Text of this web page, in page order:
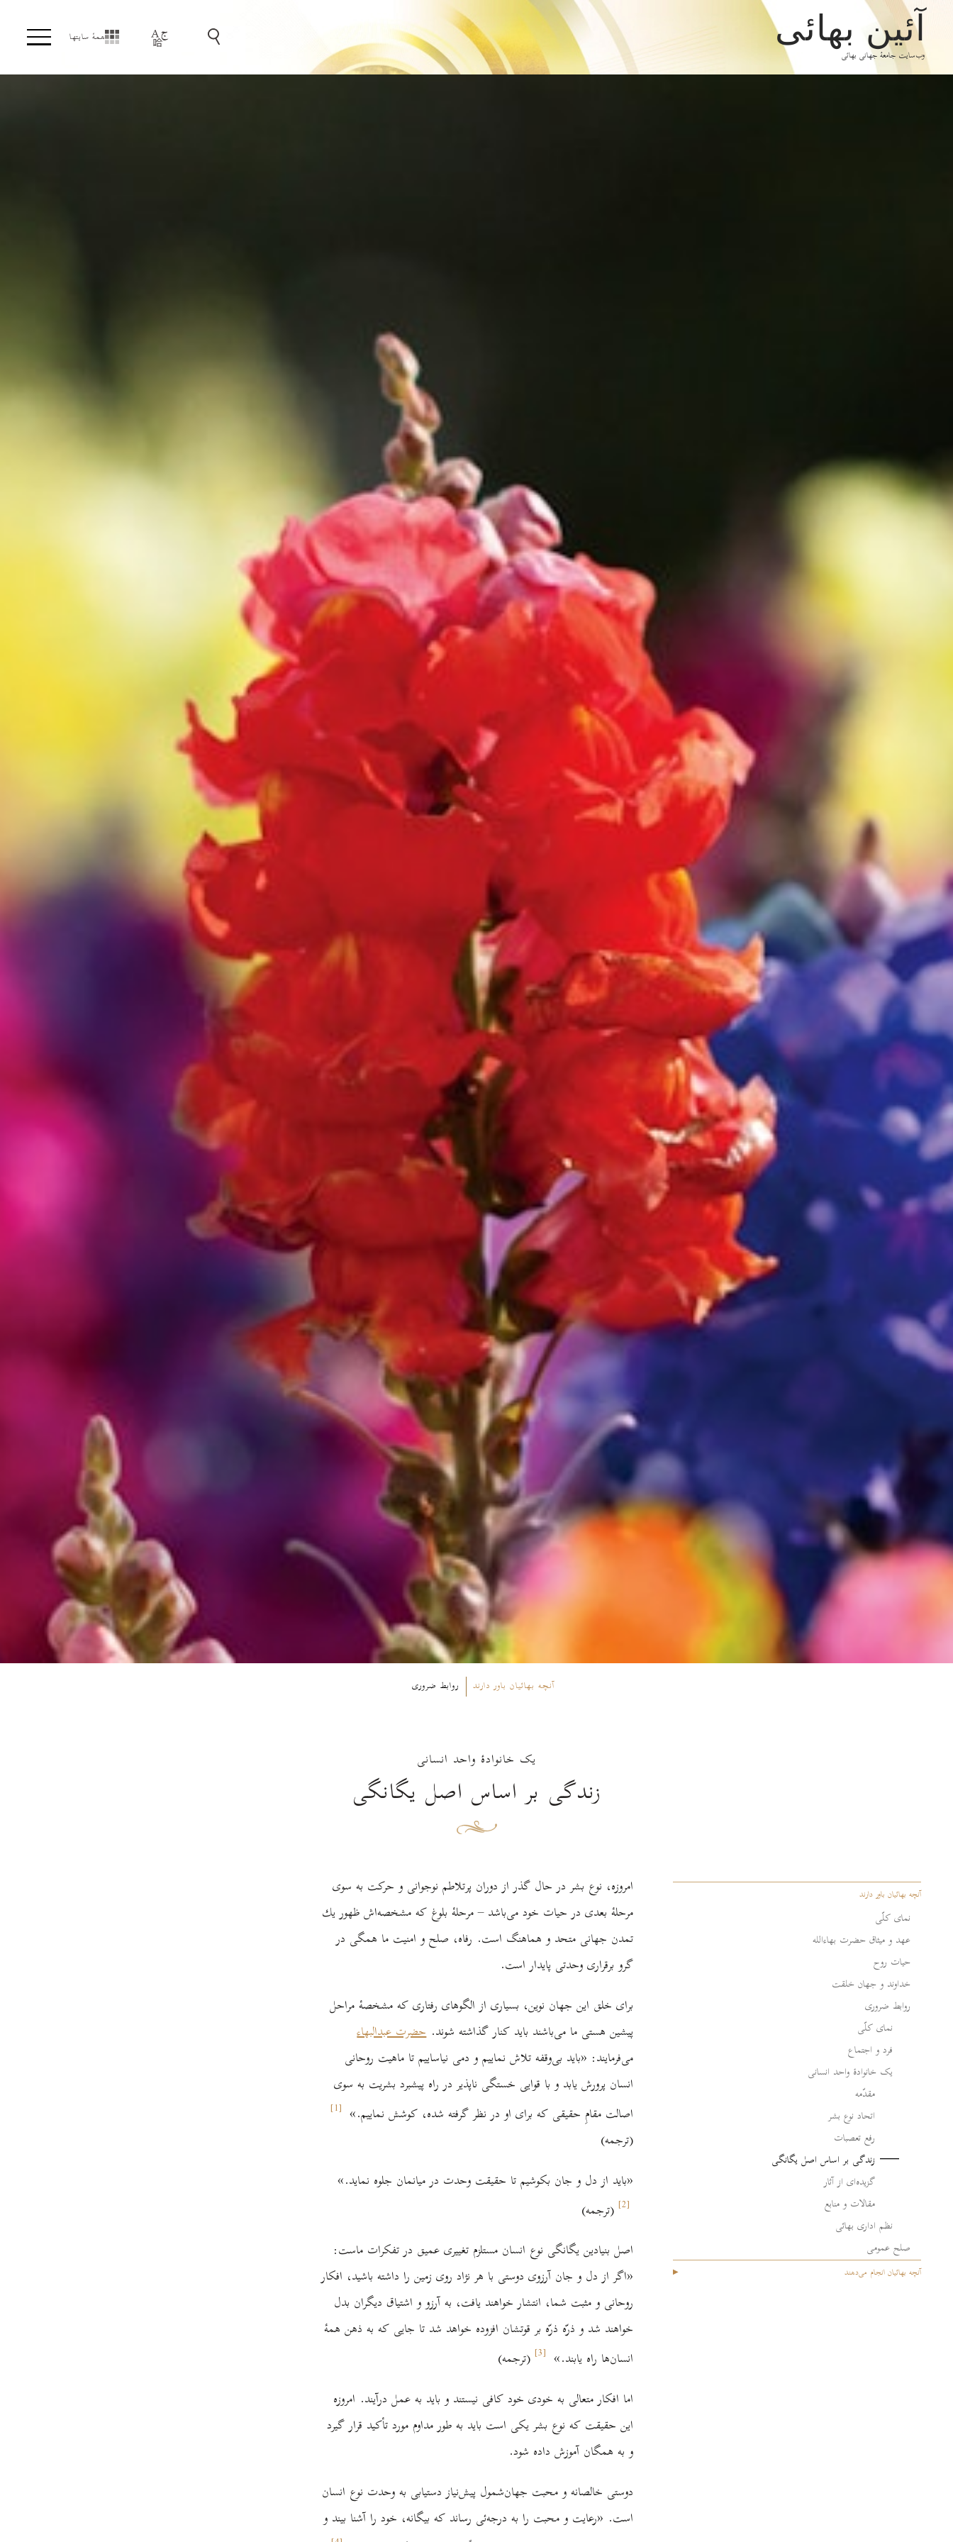
آئین بهائی
وب‌سایت جامعۀ جهانی بهائی
همهٔ سایتها
آنچه بهائیان باور دارند روابط ضروری
یک خانوادۀ واحد انسانی
زندگی بر اساس اصل یگانگی
آنچه بهائیان باور دارند
نمای کلّی
عهد و میثاق حضرت بهاءالله
حیات روح
خداوند و جهان خلقت
روابط ضروری
نمای کلّی
فرد و اجتماع
یک خانوادۀ واحد انسانی
مقدّمه
اتحاد نوع بشر
رفع تعصبات
زندگی بر اساس اصل یگانگی
گزیده‌ای از آثار
مقالات و منابع
نظم اداری بهائی
صلح عمومی
آنچه بهائیان انجام می‌دهند
امروزه، نوع بشر در حال گذر از دوران پر‌تلاطم نوجوانی و حرکت به سوی
مرحلۀ بعدی در حیات خود می‌باشد – مرحلۀ بلوغ كه مشخصه‌اش ظهور یك
تمدن جهانی متحد و هماهنگ است. رفاه، صلح و امنیت ما همگی در
گرو برقراری وحدتی پایدار است.
برای خلق این جهان نوین، ‌بسیاری از الگوهای رفتاری که مشخصۀ مراحل
پیشین هستی ما می‌باشند باید كنار گذاشته شوند.حضرت عبدالبهاء
می‌فرمایند: «باید بی‌وقفه تلاش نماییم و دمی نیاساییم تا ماهیت روحانی
انسان پرورش یابد و با قوایی خستگی ناپذیر در راه پیشبرد بشریت به سوی
اصالت مقامِ حقیقی که برای او در نظر گرفته شده، کوشش نماییم.»
[
1
]
(ترجمه)
«باید از دل و جان بکوشیم تا حقیقت وحدت در میانمان جلوه نماید.»
[
2
] (ترجمه)
اصل بنیادین یگانگی نوع انسان مستلزم تغییری عمیق در تفکرات ماست:
«اگر از دل و جان آرزوی دوستی با هر نژاد روی زمین را داشته باشید، افکار
روحانی و مثبت شما، انتشار خواهند یافت، به آرزو و اشتیاق دیگران بدل
خواهند شد و ذرّه ذرّه بر قوتشان افزوده خواهد شد تا جایی که به ذهن همۀ
انسان‌ها راه یابند.»
[
3
] (ترجمه)
اما افكار متعالی به خودی خود كافی نیستند و باید به عمل درآیند. امروزه
این حقیقت كه نوع بشر یكی است باید به طور مداوم مورد تأکید قرار گیرد
و به همگان آموزش داده شود.
دوستی خالصانه‌ و محبت جهان‌شمول پیش‌نیاز دستیابی به وحدت نوع انسان
است. «رعایت و محبت را به درجه‌ئی رساند كه بیگانه، خود را آشنا بیند و